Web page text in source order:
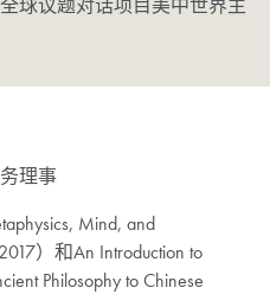
理事
Mind, and
）和An Introduction to
Philosophy to Chinese